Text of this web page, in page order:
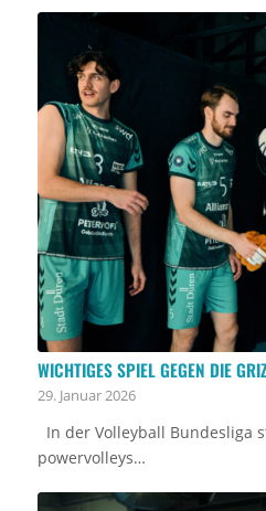
WICHTIGES SPIEL GEGEN DIE
29. Januar 2026
In der Volleyball Bundesliga
powervolleys…